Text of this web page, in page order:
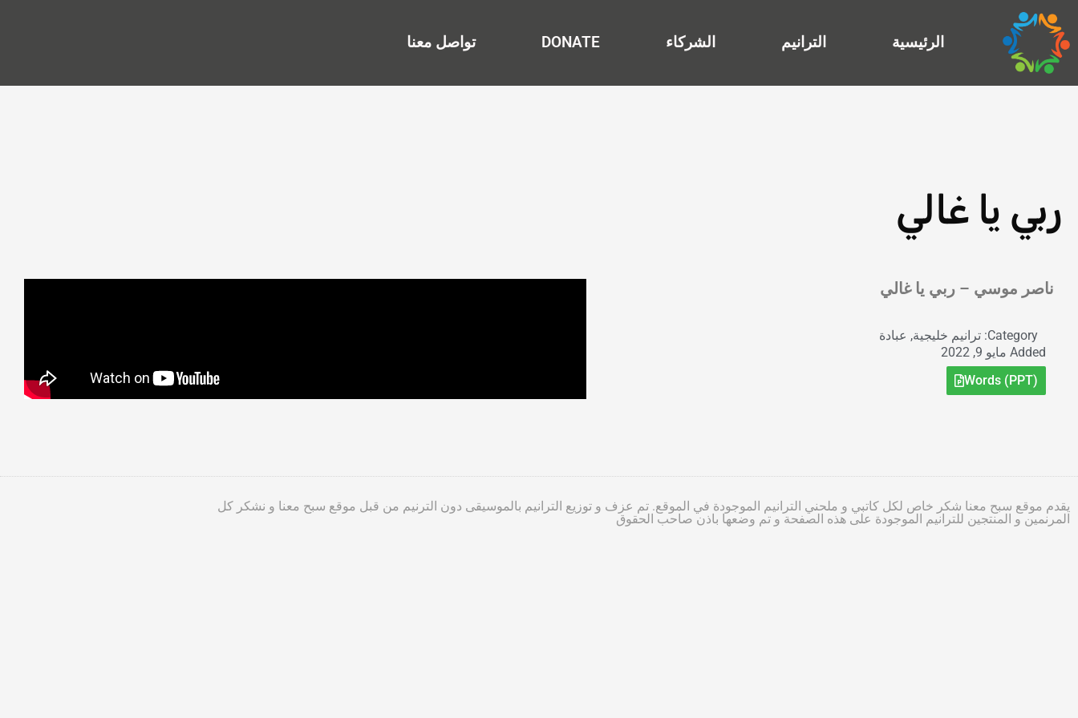
إلى
المحتوى
الرئيسية الترانيم الشركاء DONATE تواصل معنا
ربي يا غالي
ناصر موسي – ربي يا غالي
Category: ترانيم خليجية, عبادة
Added مايو 9, 2022
Words (PPT)
يقدم موقع سبح معنا شكر خاص لكل كاتبي و ملحني الترانيم الموجودة في الموقع. تم عزف و توزيع الترانيم بالموسيقى دون الترنيم من قبل موقع سبح معنا و نشكر كل
المرنمين و المنتجين للترانيم الموجودة على هذه الصفحة و تم وضعها باذن صاحب الحقوق